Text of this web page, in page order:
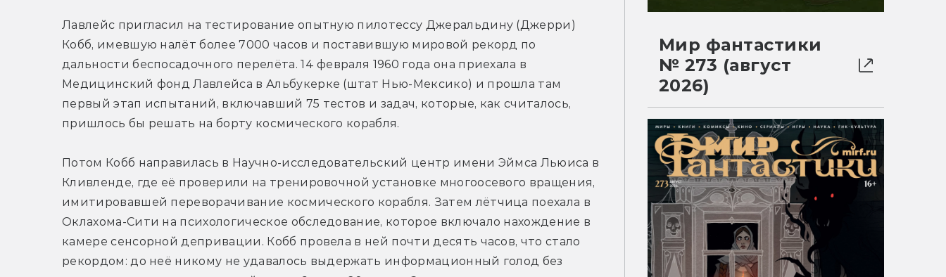
Лавлейс пригласил на тестирование опытную пилотессу Джеральдину (Джерри)
Кобб, имевшую налёт более 7000 часов и поставившую мировой рекорд по
дальности беспосадочного перелёта. 14 февраля 1960 года она приехала в
Медицинский фонд Лавлейса в Альбукерке (штат Нью-Мексико) и прошла там
первый этап испытаний, включавший 75 тестов и задач, которые, как считалось,
пришлось бы решать на борту космического корабля.
Потом Кобб направилась в Научно-исследовательский центр имени Эймса Льюиса в
Кливленде, где её проверили на тренировочной установке многоосевого вращения,
имитировавшей переворачивание космического корабля. Затем лётчица поехала в
Оклахома-Сити на психологическое обследование, которое включало нахождение в
камере сенсорной депривации. Кобб провела в ней почти десять часов, что стало
рекордом: до неё никому не удавалось выдержать информационный голод без
Мир фантастики
№ 273 (август
2026)